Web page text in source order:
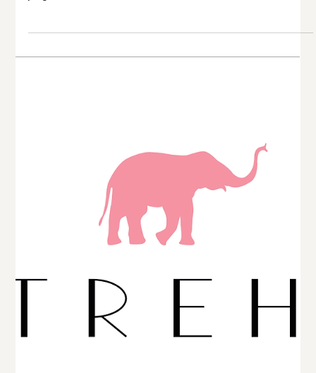
Weingut Braun Wachau
Inmitten der weltberühmten Wachau, genauer gesagt im
Feingefühl und viel persönlichem Einsatz terroirgeprägte
Weine mit Tiefgang produziert.